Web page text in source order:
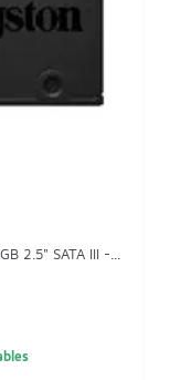
2.5" SATA III -...